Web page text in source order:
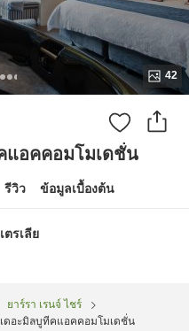
42
แอคคอมโมเดชั่น
รีวิว ข้อมูลเบื้องต้น
ตรเลีย
ยาร์รา เรนจ์ ไชร์
ดอะมิลบูทีคแอคคอมโมเดชั่น